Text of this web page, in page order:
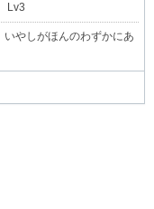
Lv3
いやしがほんのわずかにあ